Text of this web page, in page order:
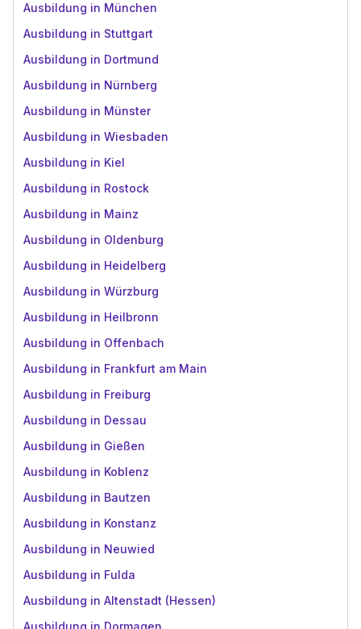
Ausbildung in München
Ausbildung in Stuttgart
Ausbildung in Dortmund
Ausbildung in Nürnberg
Ausbildung in Münster
Ausbildung in Wiesbaden
Ausbildung in Kiel
Ausbildung in Rostock
Ausbildung in Mainz
Ausbildung in Oldenburg
Ausbildung in Heidelberg
Ausbildung in Würzburg
Ausbildung in Heilbronn
Ausbildung in Offenbach
Ausbildung in Frankfurt am Main
Ausbildung in Freiburg
Ausbildung in Dessau
Ausbildung in Gießen
Ausbildung in Koblenz
Ausbildung in Bautzen
Ausbildung in Konstanz
Ausbildung in Neuwied
Ausbildung in Fulda
Ausbildung in Altenstadt (Hessen)
Ausbildung in Dormagen